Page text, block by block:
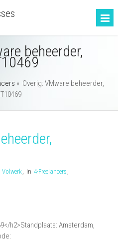
beheerder,
» Overig: VMware beheerder,
Volwerk, In 4-Freelancers ,
h2>Standplaats: Amsterdam,